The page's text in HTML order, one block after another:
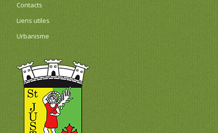
Contacts
Liens utiles
Urbanisme